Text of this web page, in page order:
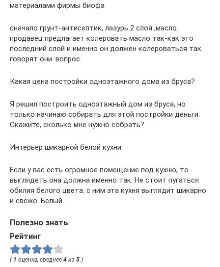
материалами фирмы биофа
сначало грунт-антисептик, лазурь 2 слоя ,масло.
продавец предлагает колеровать масло так-как это
последний слой и именно он должен колероваться так
говорят они. вопрос.
Какая цена постройки одноэтажного дома из бруса?
Я решил построить одноэтажный дом из бруса, но
только начинаю собирать для этой постройки деньги.
Скажите, сколько мне нужно собрать?
Интерьер шикарной белой кухни
Если у вас есть огромное помещение под кухню, то
выглядеть она должна именно так. Не стоит пугаться
обилия белого цвета: с ним эта кухня выглядит шикарно
и свежо. Белый.
Полезно знать
Рейтинг
( 1 оценка, среднее 4 из 5 )